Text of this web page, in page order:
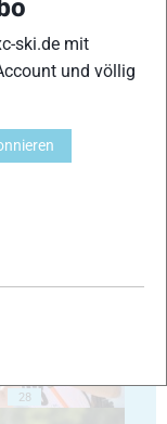
28
ski.de mit
und völlig